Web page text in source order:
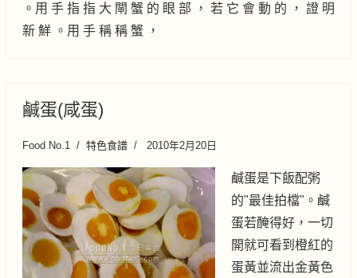
。用 手 指 指 大 閘 蟹 的 眼 部 ， 若 它 會 動 的 ， 證 明
新 鮮 。用 手 稱 稱 蟹 ，
鹹蛋(咸蛋)
Food No.1 特色食譜 2010年2月20日
鹹蛋是下飯配粥
的"最佳拍檔"。鹹
蛋若醃得好，一切
開就可看到橙紅的
蛋黃並流出金黃色